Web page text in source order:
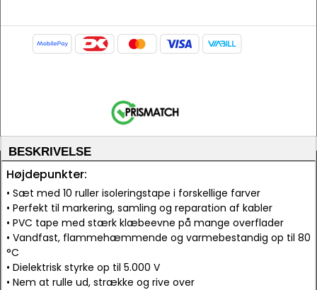
BESKRIVELSE
Højdepunkter:
• Sæt med 10 ruller isoleringstape i forskellige farver
• Perfekt til markering, samling og reparation af kabler
• PVC tape med stærk klæbeevne på mange overflader
• Vandfast, flammehæmmende og varmebestandig op til 80
°C
• Dielektrisk styrke op til 5.000 V
• Nem at rulle ud, strække og rive over